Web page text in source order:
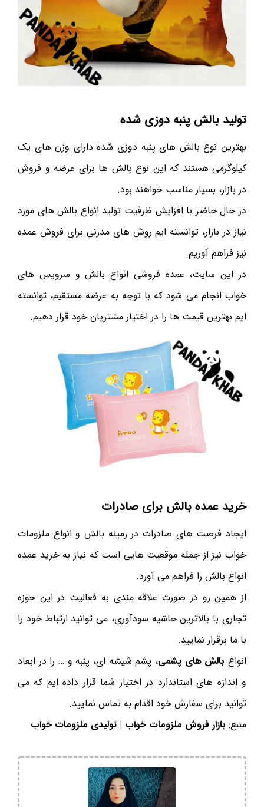
تولید بالش پنبه دوزی شده
بهترین نوع بالش های پنبه دوزی شده دارای وزن های یک
کیلوگرمی هستند که این نوع بالش ها برای عرضه و فروش
در بازار، بسیار مناسب خواهند بود.
در حال حاضر با افزایش ظرفیت تولید انواع بالش های مورد
نیاز در بازار، توانسته ایم روش های مدرنی برای فروش عمده
نیز فراهم آوریم.
در این سایت، عمده فروشی انواع بالش و سرویس های
خواب انجام می شود که با توجه به عرضه مستقیم، توانسته
ایم بهترین قیمت ها را در اختیار مشتریان خود قرار دهیم.
خرید عمده بالش برای صادرات
ایجاد فرصت های صادرات در زمینه بالش و انواع ملزومات
خواب نیز از جمله موقعیت هایی است که نیاز به خرید عمده
انواع بالش را فراهم می آورد.
از همین رو در صورت علاقه مندی به فعالیت در این حوزه
تجاری با بالاترین حاشیه سودآوری، می توانید ارتباط خود را
با ما برقرار نمایید.
انواع بالش های پشمی، پشم شیشه ای، پنبه و … را در ابعاد
و اندازه های استاندارد در اختیار شما قرار داده ایم که می
توانید برای سفارش خود اقدام به تماس نمایید.
منبع: بازار فروش ملزومات خواب | تولیدی ملزومات خواب